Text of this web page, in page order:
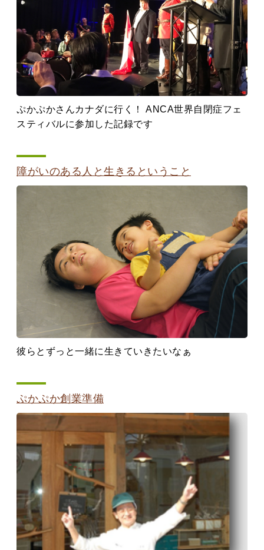
ぷかぷかさんカナダに行く！ ANCA世界自閉症フェ
スティバルに参加した記録です
障がいのある人と生きるということ
彼らとずっと一緒に生きていきたいなぁ
ぷかぷか創業準備